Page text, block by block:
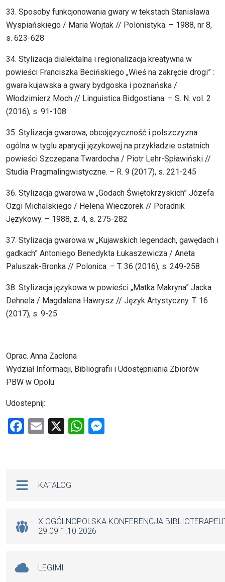
33. Sposoby funkcjonowania gwary w tekstach Stanisława
Wyspiańskiego / Maria Wojtak // Polonistyka. – 1988, nr 8,
s. 623-628
34. Stylizacja dialektalna i regionalizacja kreatywna w
powieści Franciszka Becińskiego „Wieś na zakręcie drogi” :
gwara kujawska a gwary bydgoska i poznańska /
Włodzimierz Moch // Linguistica Bidgostiana. – S. N. vol. 2
(2016), s. 91-108
35. Stylizacja gwarowa, obcojęzyczność i polszczyzna
ogólna w tyglu aparycji językowej na przykładzie ostatnich
powieści Szczepana Twardocha / Piotr Lehr-Spławiński //
Studia Pragmalingwistyczne. – R. 9 (2017), s. 221-245
36. Stylizacja gwarowa w „Godach Świętokrzyskich” Józefa
Ozgi Michalskiego / Helena Wieczorek // Poradnik
Językowy. – 1988, z. 4, s. 275-282
37. Stylizacja gwarowa w „Kujawskich legendach, gawędach i
gadkach” Antoniego Benedykta Łukaszewicza / Aneta
Paluszak-Bronka // Polonica. – T. 36 (2016), s. 249-258
38. Stylizacja językowa w powieści „Matka Makryna” Jacka
Dehnela / Magdalena Hawrysz // Język Artystyczny. T. 16
(2017), s. 9-25
Oprac. Anna Zacłona
Wydział Informacji, Bibliografii i Udostępniania Zbiorów
PBW w Opolu
Udostepnij:
F
o
k
E
X
W
p
KATALOG
X OGÓLNOPOLSKA KONFERENCJA
29.09-1.10.2026
LEGIMI